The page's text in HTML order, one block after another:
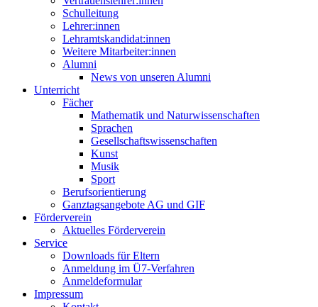
Schulleitung
Lehrer:innen
Lehramtskandidat:innen
Weitere Mitarbeiter:innen
Alumni
News von unseren Alumni
Unterricht
Fächer
Mathematik und Naturwissenschaften
Sprachen
Gesellschaftswissenschaften
Kunst
Musik
Sport
Berufsorientierung
Ganztagsangebote AG und GIF
Förderverein
Aktuelles Förderverein
Service
Downloads für Eltern
Anmeldung im Ü7-Verfahren
Anmeldeformular
Impressum